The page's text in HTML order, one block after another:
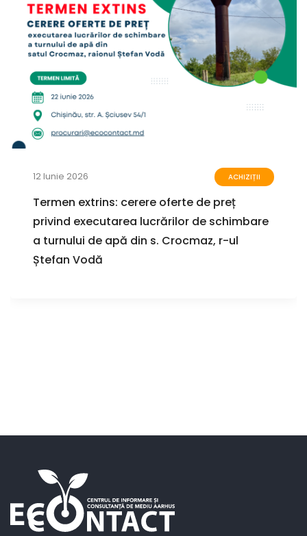
12 Iunie 2026 ACHIZIȚII
Termen extrins: cerere oferte de preț
privind executarea lucrărilor de schimbare
a turnului de apă din s. Crocmaz, r-ul
Ștefan Vodă